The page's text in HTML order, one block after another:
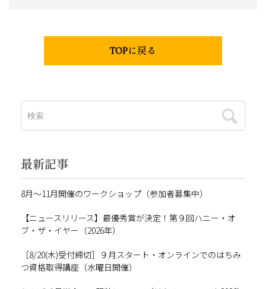
TOPに戻る
最新記事
8月～11月開催のワークショップ（参加者募集中）
【ニュースリリース】最優秀賞が決定！第９回ハニー・オ
ブ・ザ・イヤー（2026年）
［8/20(木)受付締切］９月スタート・オンラインでのはちみ
つ資格取得講座（水曜日開催）